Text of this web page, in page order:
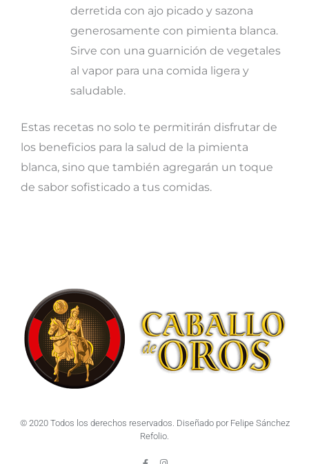
derretida con ajo picado y sazona
generosamente con pimienta blanca.
Sirve con una guarnición de vegetales
al vapor para una comida ligera y
saludable.
Estas recetas no solo te permitirán disfrutar de
los beneficios para la salud de la pimienta
blanca, sino que también agregarán un toque
de sabor sofisticado a tus comidas.
© 2020 Todos los derechos reservados. Diseñado por Felipe Sánchez
Refolio.
F
I